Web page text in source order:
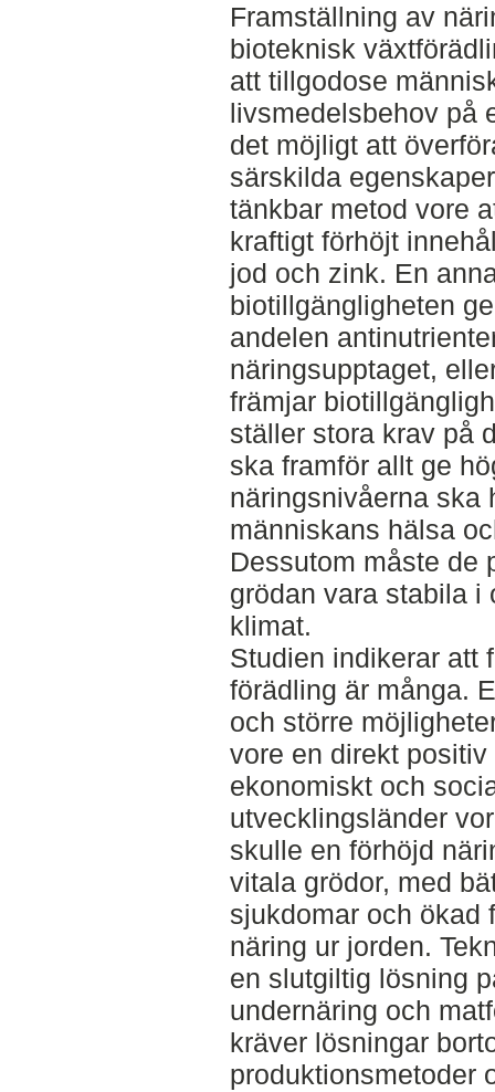
Framställning av
bioteknisk
att tillgodose
livsmedelsbehov på
det möjligt att
särskilda
tänkbar metod vore
kraftigt förhöjt
jod och zink. En
biotillgängligheten
andelen
näringsupptaget,
främjar
ställer stora krav på
ska framför allt ge
näringsnivåerna ska
människans hälsa
Dessutom måste de
grödan vara stabila i
klimat.
Studien indikerar att
förädling är många.
och större
vore en direkt
ekonomiskt och
utvecklingsländer
skulle en förhöjd
vitala grödor, med
sjukdomar och ökad
näring ur jorden.
en slutgiltig lösning
undernäring och
kräver lösningar
produktionsmetoder